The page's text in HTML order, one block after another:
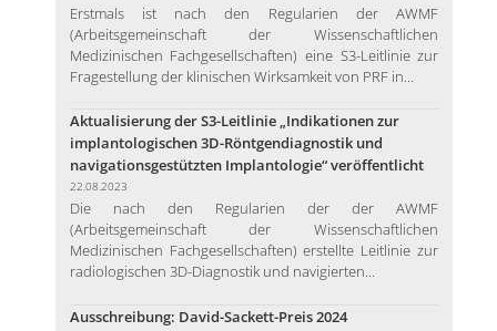
Erstmals ist nach den Regularien der AWMF
(Arbeitsgemeinschaft der Wissenschaftlichen
Medizinischen Fachgesellschaften) eine S3-Leitlinie zur
Fragestellung der klinischen Wirksamkeit von PRF in...
Aktualisierung der S3-Leitlinie „Indikationen zur
implantologischen 3D-Röntgendiagnostik und
navigationsgestützten Implantologie“ veröffentlicht
22.08.2023
Die nach den Regularien der der AWMF
(Arbeitsgemeinschaft der Wissenschaftlichen
Medizinischen Fachgesellschaften) erstellte Leitlinie zur
radiologischen 3D-Diagnostik und navigierten...
Ausschreibung: David-Sackett-Preis 2024